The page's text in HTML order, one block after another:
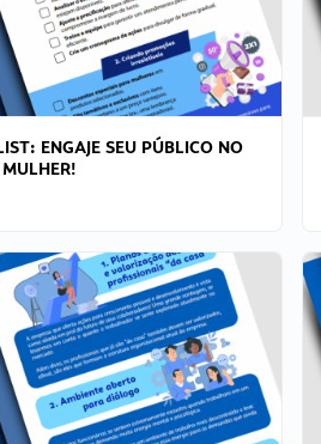
ENGAJE SEU PÚBLICO NO